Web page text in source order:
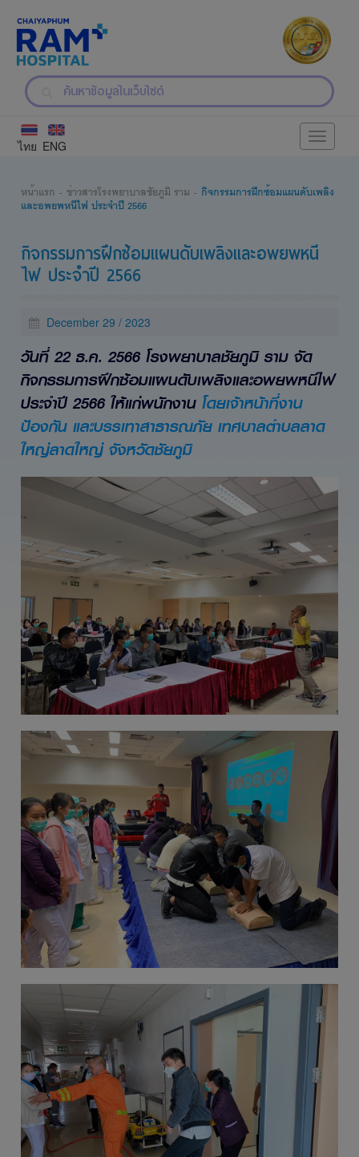
ENG
ไทย
Toggle
หน้าแรก ข่าวสารโรงพยาบาลชัยภูมิ ราม
กิจกรรมการฝึกซ้อมแผนดับเพลิง
และอพยพหนีไฟ ประจำปี 2566
กิจกรรมการฝึกซ้อมแผนดับเพลิงและอพยพหนี
ไฟ ประจำปี 2566
December 29 / 2023
วันที่ 22 ธ.ค. 2566 โรงพยาบาลชัยภูมิ ราม จัด
กิจกรรมการฝึกซ้อมแผนดับเพลิงและอพยพหนีไฟ
ประจำปี 2566 ให้แก่พนักงานโดยเจ้าหน้าที่งาน
ป้องกัน และบรรเทาสาธารณภัย เทศบาลตำบลลาด
ใหญ่ลาดใหญ่ จังหวัดชัยภูมิ